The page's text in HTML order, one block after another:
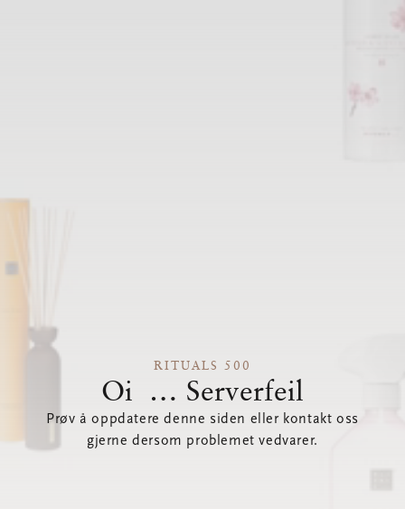
RITUALS 500
Oi … Serverfeil
Prøv å oppdatere denne siden eller kontakt oss
gjerne dersom problemet vedvarer.